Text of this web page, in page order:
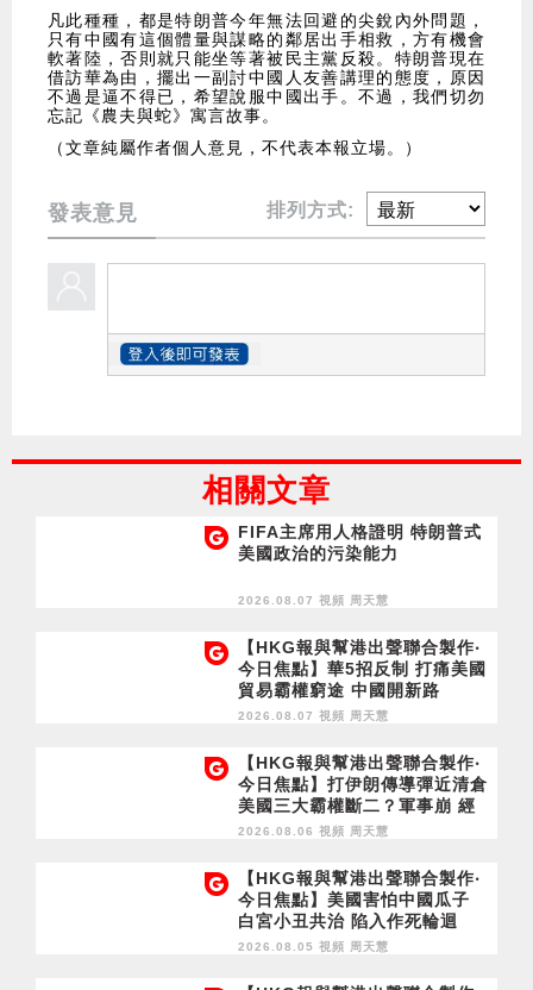
凡此種種，都是特朗普今年無法回避的尖銳內外問題，
只有中國有這個體量與謀略的鄰居出手相救，方有機會
軟著陸，否則就只能坐等著被民主黨反殺。特朗普現在
借訪華為由，擺出一副討中國人友善講理的態度，原因
不過是逼不得已，希望說服中國出手。不過，我們切勿
忘記《農夫與蛇》寓言故事。
（文章純屬作者個人意見，不代表本報立場。）
發表意見 排列方式:
相關文章
FIFA主席用人格證明 特朗普式
美國政治的污染能力
2026.08.07 視頻 周天慧
【HKG報與幫港出聲聯合製作‧
今日焦點】華5招反制 打痛美國
貿易霸權窮途 中國開新路
2026.08.07 視頻 周天慧
【HKG報與幫港出聲聯合製作‧
今日焦點】打伊朗傳導彈近清倉
美國三大霸權斷二？軍事崩 經
濟損
2026.08.06 視頻 周天慧
【HKG報與幫港出聲聯合製作‧
今日焦點】美國害怕中國瓜子
白宮小丑共治 陷入作死輪迴
2026.08.05 視頻 周天慧